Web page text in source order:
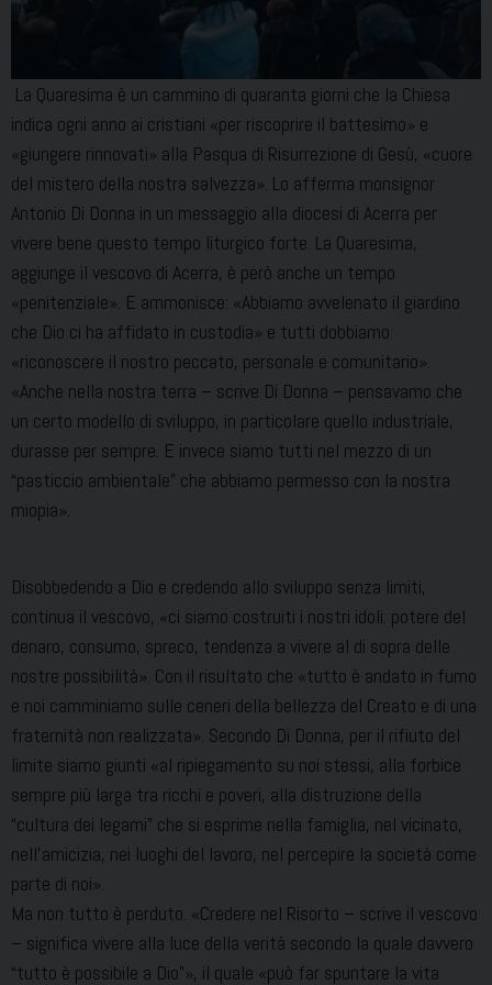
La Quaresima è un cammino di quaranta giorni che la Chiesa
indica ogni anno ai cristiani «per riscoprire il battesimo» e
«giungere rinnovati» alla Pasqua di Risurrezione di Gesù, «cuore
del mistero della nostra salvezza». Lo afferma monsignor
Antonio Di Donna in un messaggio alla diocesi di Acerra per
vivere bene questo tempo liturgico forte. La Quaresima,
aggiunge il vescovo di Acerra, è però anche un tempo
«penitenziale». E ammonisce: «Abbiamo avvelenato il giardino
che Dio ci ha affidato in custodia» e tutti dobbiamo
«riconoscere il nostro peccato, personale e comunitario».
«Anche nella nostra terra – scrive Di Donna – pensavamo che
un certo modello di sviluppo, in particolare quello industriale,
durasse per sempre. E invece siamo tutti nel mezzo di un
“pasticcio ambientale” che abbiamo permesso con la nostra
miopia».
Disobbedendo a Dio e credendo allo sviluppo senza limiti,
continua il vescovo, «ci siamo costruiti i nostri idoli: potere del
denaro, consumo, spreco, tendenza a vivere al di sopra delle
nostre possibilità». Con il risultato che «tutto è andato in fumo
e noi camminiamo sulle ceneri della bellezza del Creato e di una
fraternità non realizzata». Secondo Di Donna, per il rifiuto del
limite siamo giunti «al ripiegamento su noi stessi, alla forbice
sempre più larga tra ricchi e poveri, alla distruzione della
“cultura dei legami” che si esprime nella famiglia, nel vicinato,
nell’amicizia, nei luoghi del lavoro, nel percepire la società come
parte di noi».
Ma non tutto è perduto. «Credere nel Risorto – scrive il vescovo
– significa vivere alla luce della verità secondo la quale davvero
“tutto è possibile a Dio”», il quale «può far spuntare la vita